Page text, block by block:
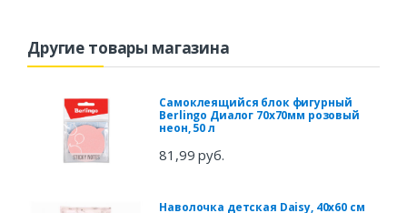
Другие товары магазина
Самоклеящийся блок фигурный
Berlingo Диалог 70x70мм розовый
неон, 50 л
81,99 руб.
Наволочка детская Daisy, 40х60 см